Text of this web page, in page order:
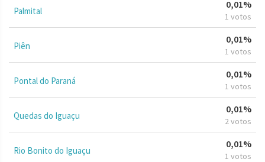
Palmital
0,01%
1 votos
Piên
0,01%
1 votos
Pontal do Paraná
0,01%
1 votos
Quedas do Iguaçu
0,01%
2 votos
Rio Bonito do Iguaçu
0,01%
1 votos